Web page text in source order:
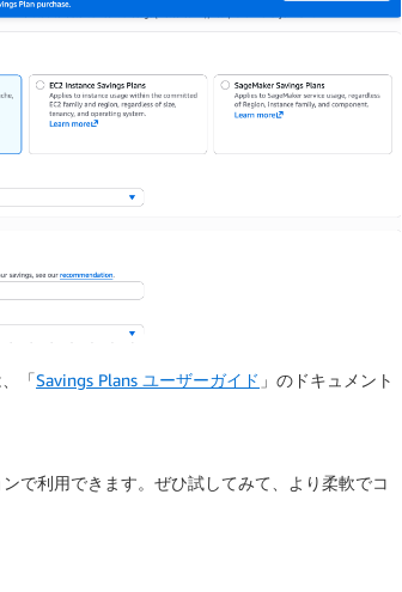
「Savings Plans ユーザーガイド 」のドキュメント
で利用できます。ぜひ試してみて、より柔軟でコ